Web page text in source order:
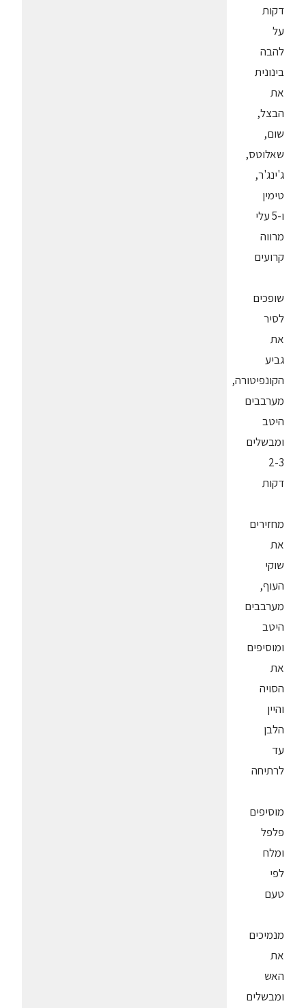
דקות
על
להבה
בינונית
את
הבצל,
שום,
שאלוטס,
ג'ינג'ר,
טימין
ו-5 עלי
מרווה
קרועים
שופכים
לסיר
את
גביע
הקונפיטורה,
מערבבים
היטב
ומבשלים
2-3
דקות
מחזירים
את
שוקי
העוף,
מערבבים
היטב
ומוסיפים
את
הסויה
והיין
הלבן
עד
לרתיחה
מוסיפים
פלפל
ומלח
לפי
טעם
מנמיכים
את
האש
ומבשלים